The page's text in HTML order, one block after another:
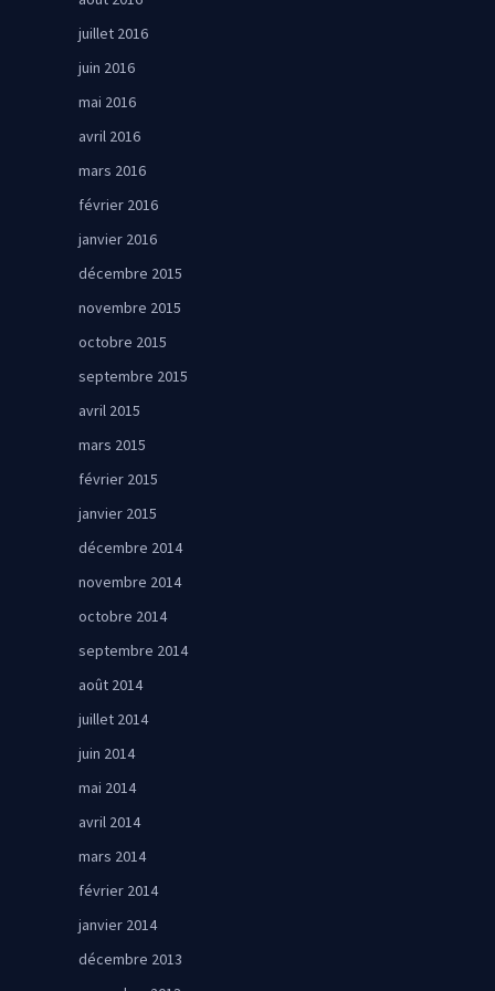
juillet 2016
juin 2016
mai 2016
avril 2016
mars 2016
février 2016
janvier 2016
décembre 2015
novembre 2015
octobre 2015
septembre 2015
avril 2015
mars 2015
février 2015
janvier 2015
décembre 2014
novembre 2014
octobre 2014
septembre 2014
août 2014
juillet 2014
juin 2014
mai 2014
avril 2014
mars 2014
février 2014
janvier 2014
décembre 2013